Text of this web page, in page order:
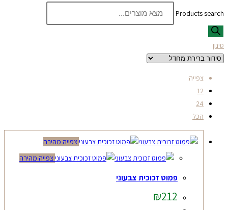
Products search
סינון
צפייה:
12
24
הכל
צפייה מהירה
צפייה מהירה
פמוט זכוכית צבעוני
₪212